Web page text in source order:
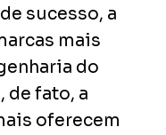
sucesso, a
mais
do
de fato, a
oferecem